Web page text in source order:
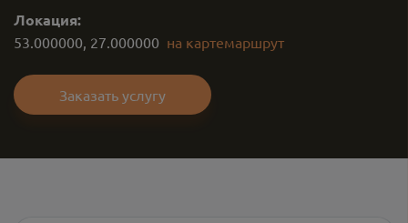
Локация:
53.000000, 27.000000 на картемаршрут
Заказать услугу